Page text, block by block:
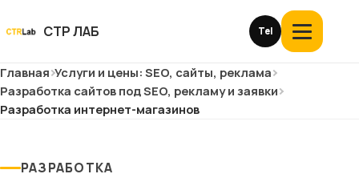
СТР ЛАБ Tel
Открыть
меню
Услуги и цены
О компании
Кейсы
Главная Услуги и цены: SEO, сайты, реклама
Разработка сайтов под SEO, рекламу и заявки
Разработка интернет-магазинов
РАЗРАБОТКА